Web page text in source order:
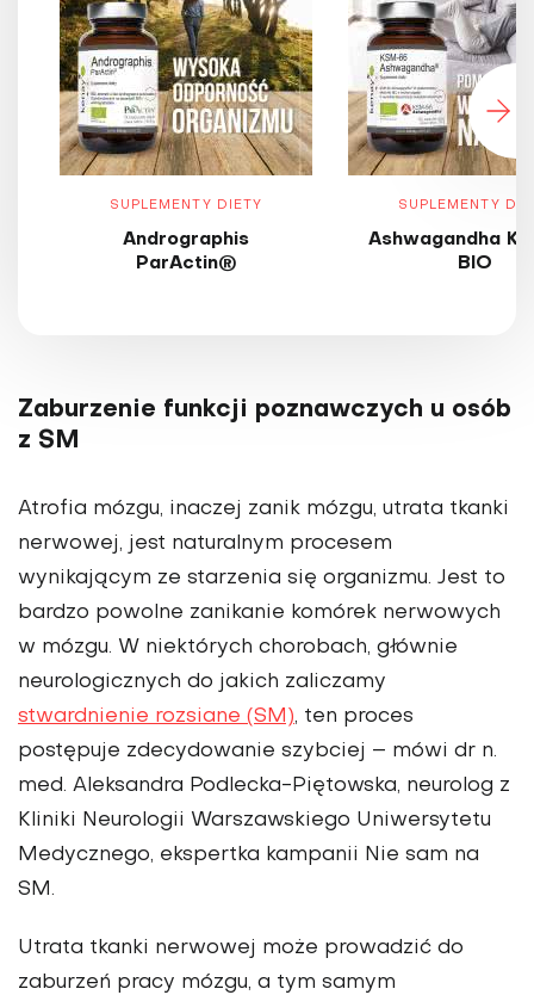
SUPLEMENTY DIETY
Andrographis
ParActin®
SUPLEMENTY
Ashwagandha
BIO
Zaburzenie funkcji poznawczych u osób
z SM
Atrofia mózgu, inaczej zanik mózgu, utrata tkanki
nerwowej, jest naturalnym procesem
wynikającym ze starzenia się organizmu. Jest to
bardzo powolne zanikanie komórek nerwowych
w mózgu. W niektórych chorobach, głównie
neurologicznych do jakich zaliczamy
stwardnienie rozsiane (SM), ten proces
postępuje zdecydowanie szybciej – mówi dr n.
med. Aleksandra Podlecka-Piętowska, neurolog z
Kliniki Neurologii Warszawskiego Uniwersytetu
Medycznego, ekspertka kampanii Nie sam na
SM.
Utrata tkanki nerwowej może prowadzić do
zaburzeń pracy mózgu, a tym samym